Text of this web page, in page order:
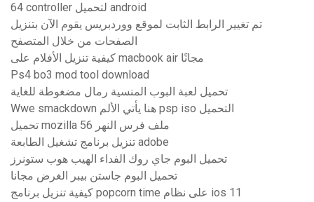
64 controller لتحميل android
تم تغيير الرابط الثابت لموقع ووردبريس يقوم الآن بتنزيل
الصفحات من خلال المتصفح
كيفية تنزيل الأفلام على macbook air مجانًا
Ps4 bo3 mod tool download
تحميل لعبة البوب ​​المنسية رمال مضغوطة للغاية
Wwe smackdown هنا يأتي الألم psp iso التحميل
تحميل mozilla 56 ملف فرس النهر
تنزيل برنامج تشغيل الطابعة adobe
تحميل البوم جاي روك الفداء الهيب هوب ستونرز
تحميل البوم جاستن بيبر الغرض مجانا
كيفية تنزيل برنامج popcorn time على نظام ios 11